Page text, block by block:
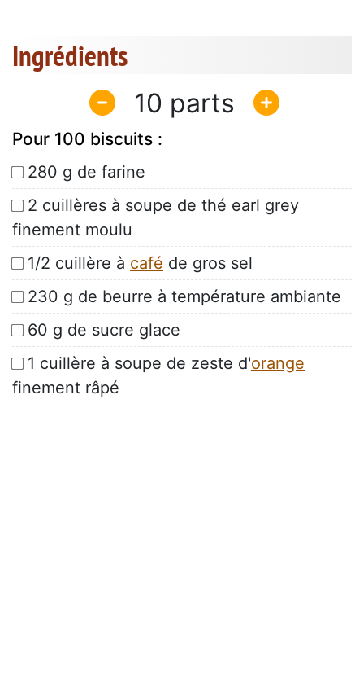
Ingrédients
10
Pour 100 biscuits :
280 g de farine
2 cuillères à soupe de thé earl grey
finement moulu
1/2 cuillère à café de gros sel
230 g de beurre à température ambiante
60 g de sucre glace
1 cuillère à soupe de zeste d'orange
finement râpé